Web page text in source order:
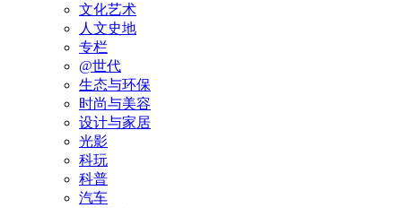
文化艺术
人文史地
专栏
@世代
生态与环保
时尚与美容
设计与家居
光影
科玩
科普
汽车